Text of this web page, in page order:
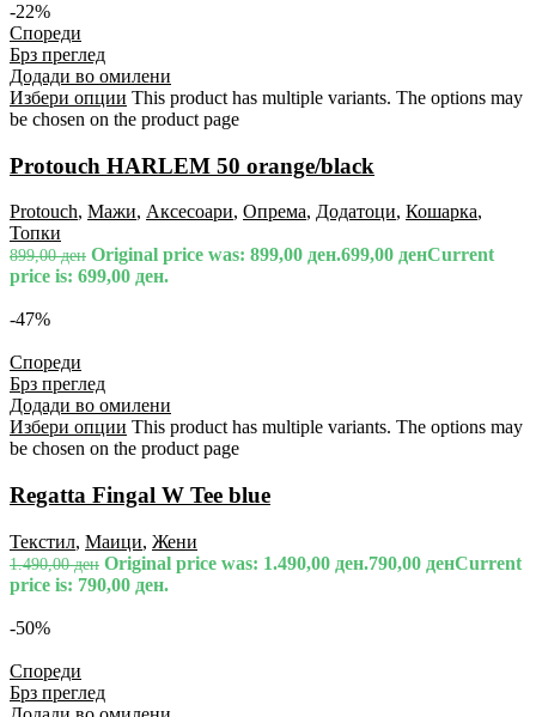
-22%
Спореди
Брз преглед
Додади во омилени
Избери опции This product has multiple variants. The options may
be chosen on the product page
Protouch HARLEM 50 orange/black
Protouch, Мажи, Аксесоари, Опрема, Додатоци, Кошарка,
Топки
899,00ден Original price was: 899,00 ден.699,00 денCurrent
price is: 699,00 ден.
-47%
Спореди
Брз преглед
Додади во омилени
Избери опции This product has multiple variants. The options may
be chosen on the product page
Regatta Fingal W Tee blue
Текстил, Маици, Жени
1.490,00ден Original price was: 1.490,00 ден.790,00 денCurrent
price is: 790,00 ден.
-50%
Спореди
Брз преглед